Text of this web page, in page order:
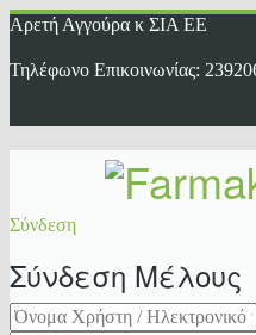
Αρετή Αγγούρα κ ΣΙΑ ΕΕ
Τηλέφωνο Επικοινωνίας:
Σύνδεση
Σύνδεση Μέλους